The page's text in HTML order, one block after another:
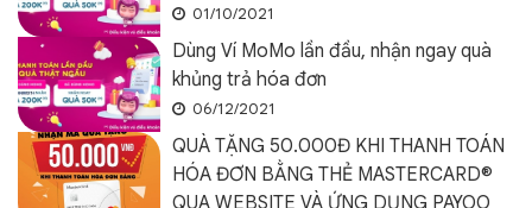
01/10/2021
Dùng Ví MoMo lần đầu, nhận ngay quà
khủng trả hóa đơn
06/12/2021
QUÀ TẶNG 50.000Đ KHI THANH TOÁN
HÓA ĐƠN BẰNG THẺ MASTERCARD®
QUA WEBSITE VÀ ỨNG DỤNG PAYOO